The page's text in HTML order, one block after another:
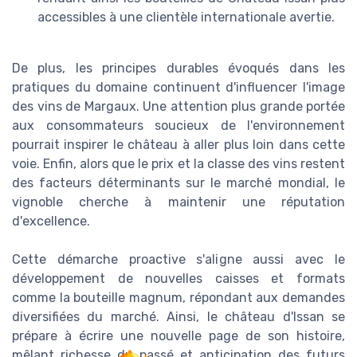
accessibles à une clientèle internationale avertie.
De plus, les principes durables évoqués dans les
pratiques du domaine continuent d'influencer l'image
des vins de Margaux. Une attention plus grande portée
aux consommateurs soucieux de l'environnement
pourrait inspirer le château à aller plus loin dans cette
voie. Enfin, alors que le prix et la classe des vins restent
des facteurs déterminants sur le marché mondial, le
vignoble cherche à maintenir une réputation
d'excellence.
Cette démarche proactive s'aligne aussi avec le
développement de nouvelles caisses et formats
comme la bouteille magnum, répondant aux demandes
diversifiées du marché. Ainsi, le château d'Issan se
prépare à écrire une nouvelle page de son histoire,